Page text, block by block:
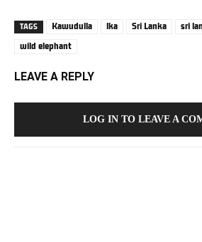
TAGS Kawudulla lka Sri Lanka sri
wild elephant
LEAVE A REPLY
LOG IN TO LEAVE A